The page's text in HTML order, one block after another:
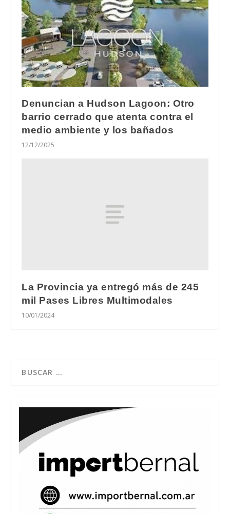
Denuncian a Hudson Lagoon: Otro
barrio cerrado que atenta contra el
medio ambiente y los bañados
12/12/2025
La Provincia ya entregó más de 245
mil Pases Libres Multimodales
10/01/2024